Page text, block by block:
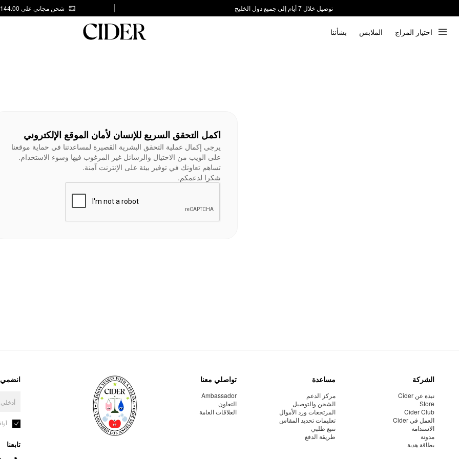
توصيل خلال 7 أيام إلى جميع دول الخليج
شحن مجاني على AED 144.00
اختيار المزاج الملابس بشأننا
اكمل التحقق السريع للإنسان لأمان الموقع الإلكتروني
يرجى إكمال عملية التحقق البشرية القصيرة لمساعدتنا في حماية موقعنا
على الويب من الاحتيال والرسائل غير المرغوب فيها وسوء الاستخدام.
تساهم تعاونك في توفير بيئة على الإنترنت آمنة.
شكرا لدعمكم.
الشركة
نبذة عن Cider
Store
Cider Club
العمل في Cider
الاستدامة
مدونة
بطاقة هدية
مساعدة
مركز الدعم
الشحن والتوصيل
المرتجعات ورد الأموال
تعليمات تحديد المقاس
تتبع طلبي
طريقة الدفع
تواصلي معنا
Ambassador
التعاون
العلاقات العامة
انضمي
تابعنا